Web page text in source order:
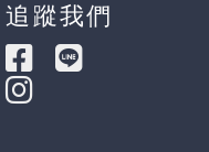
追蹤我們